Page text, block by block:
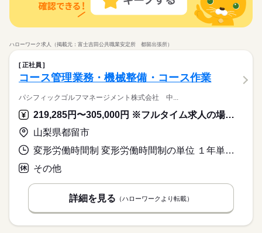
土日祝（会社カレンダーによる）
未経験OK
新卒・第二 40代活躍 50代活躍 60代歓迎
交通費
主婦・主夫
就業時間・曜日
家庭都合休可
働き方・環境
ブランクOK
社会保険制度 制服あり 禁煙・分煙
いる方 □景気に左右されない安定した働き方を希望される方
続きを読む
給与
●別途交通費支給
会社規定に沿って支給
期間・時間 長期
●8：15～16：45 実働：7時間40分 休憩：50分 残業：なし ▽私
の時間も欲しい」 「家事の時間が足りない」など… 今の生活に
てください！"
続きを読む
休日・休暇
【人間ドッグの誘導・案内スタッフ】残業ほぼなし｜未経験OK
｜無資格OK人気のお仕事｜初めて病院勤務にチャレンジの方も
安心な先輩スタッフからの丁寧なサポート・アドバイス有
未経験OK 新卒・第二 40代活躍 50代活躍
募集条件 交通費 主婦・主夫 就業時間・曜日
家庭都合休可 働き方・環境
ブランクOK 社会保険制度 制服あり 禁煙・分煙
ります♪
続きを読む
お仕事に興味がある方 □子育てが落ち着いてお仕事復帰を考えて
いる方 □景気に左右されない安定した働き方を希望される方
給与 時給 1,135円～
●別途交通費支給
●稼働分前払い制度あり（規定あり）
会社規定に沿って支給
長期
生活との両立が目指せる ￣￣￣￣￣￣￣￣￣￣￣￣￣ 「家族と
ハローワーク求人（掲載元：富士吉田公共職業安定所 都留出張所）
正社員
コース管理業務・機械整備・コース作業
パシフィックゴルフマネージメント株式会社 中...
219,285円〜305,000円 ※フルタイム求人の場合は月額（換算額）、パート求人の場合は時間額を表示しています。
山梨県都留市
変形労働時間制 変形労働時間制の単位 １年単位 就業時間１ 6時00分〜16時00分 就業時間２ 6時30分〜16時30分 就業時間３ 5時30分〜15時30分
その他
詳細を見る （ハローワークより転載）